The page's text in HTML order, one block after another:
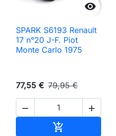

SPARK S6193 Renault
17 n°20 J-F. Piot
Monte Carlo 1975
77,55 € 79,95 €
 
 Ajouter au